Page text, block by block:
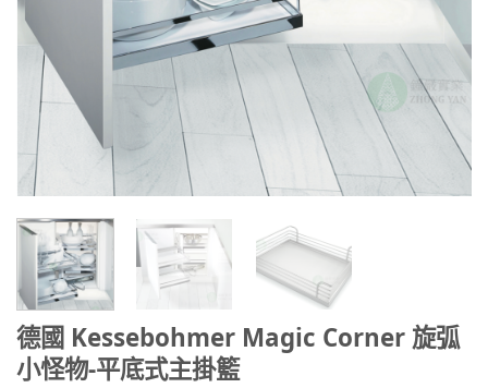
德國 Kessebohmer Magic Corner 旋弧
小怪物-平底式主掛籃